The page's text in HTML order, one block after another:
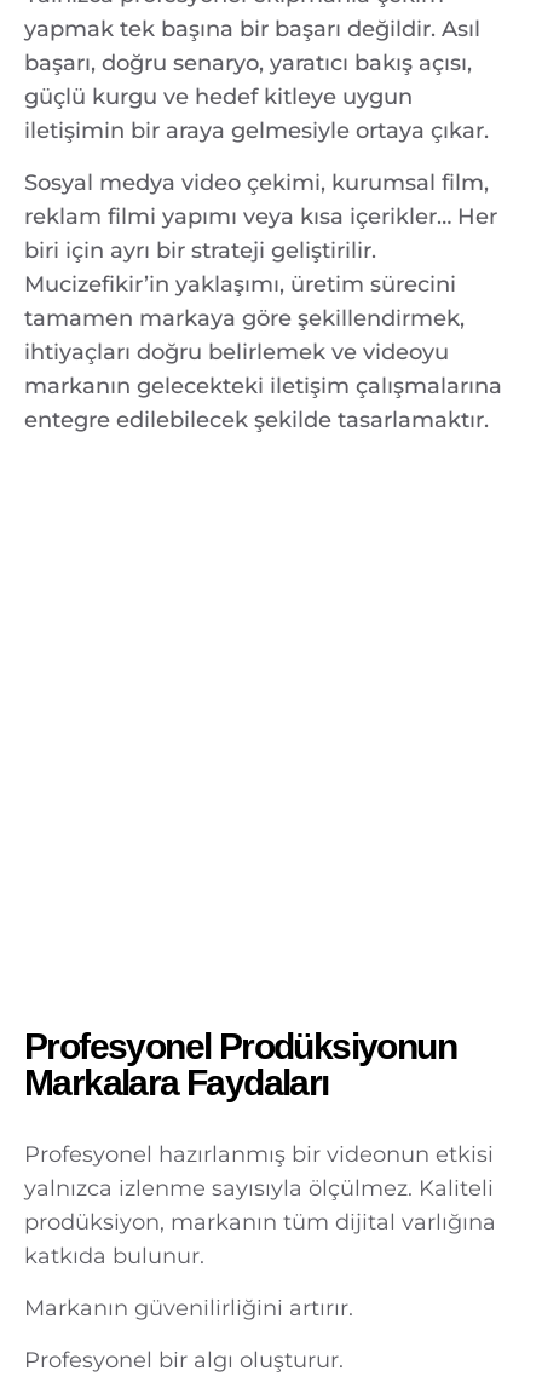
yapmak tek başına bir başarı değildir. Asıl
başarı, doğru senaryo, yaratıcı bakış açısı,
güçlü kurgu ve hedef kitleye uygun
iletişimin bir araya gelmesiyle ortaya çıkar.
Sosyal medya video çekimi, kurumsal film,
reklam filmi yapımı veya kısa içerikler… Her
biri için ayrı bir strateji geliştirilir.
Mucizefikir’in yaklaşımı, üretim sürecini
tamamen markaya göre şekillendirmek,
ihtiyaçları doğru belirlemek ve videoyu
markanın gelecekteki iletişim çalışmalarına
entegre edilebilecek şekilde tasarlamaktır.
Profesyonel Prodüksiyonun
Markalara Faydaları
Profesyonel hazırlanmış bir videonun etkisi
yalnızca izlenme sayısıyla ölçülmez. Kaliteli
prodüksiyon, markanın tüm dijital varlığına
katkıda bulunur.
Markanın güvenilirliğini artırır.
Profesyonel bir algı oluşturur.